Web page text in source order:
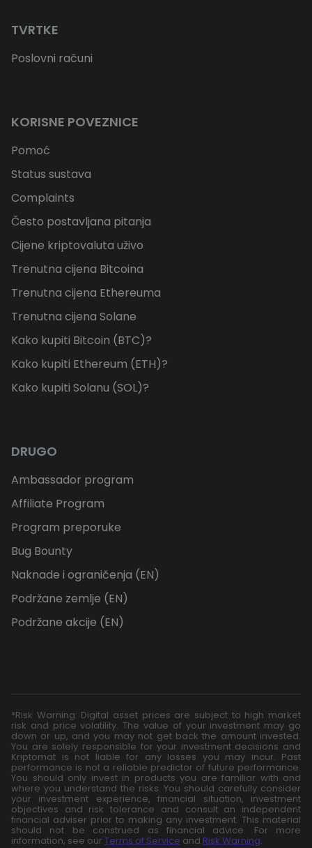
TVRTKE
Poslovni računi
KORISNE POVEZNICE
Pomoć
Status sustava
Complaints
Često postavljana pitanja
Cijene kriptovaluta uživo
Trenutna cijena Bitcoina
Trenutna cijena Ethereuma
Trenutna cijena Solane
Kako kupiti Bitcoin (BTC)?
Kako kupiti Ethereum (ETH)?
Kako kupiti Solanu (SOL)?
DRUGO
Ambassador program
Affiliate Program
Program preporuke
Bug Bounty
Naknade i ograničenja (EN)
Podržane zemlje (EN)
Podržane akcije (EN)
*Risk Warning: Digital asset prices are subject to high market
risk and price volatility. The value of your investment may go
down or up, and you may not get back the amount invested.
You are solely responsible for your investment decisions and
Kriptomat is not liable for any losses you may incur. Past
performance is not a reliable predictor of future performance.
You should only invest in products you are familiar with and
where you understand the risks. You should carefully consider
your investment experience, financial situation, investment
objectives and risk tolerance and consult an independent
financial adviser prior to making any investment. This material
should not be construed as financial advice. For more
information, see our Terms of Service and Risk Warning.